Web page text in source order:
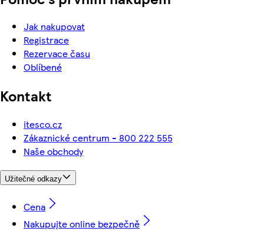
Jak nakupovat
Registrace
Rezervace času
Oblíbené
Kontakt
itesco.cz
Zákaznické centrum - 800 222 555
Naše obchody
Užitečné odkazy
Cena
Nakupujte online bezpečně